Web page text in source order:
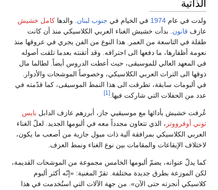
الذاتية
ولدت في عام 1974 في الخيام في جنوب لبنان. والدها كامل خشيش
عازف قانون. بدأت خشيش الغناء العربي الكلاسيكي منذ أن كانت
طفلة في التاسعة من العمر. هذا النوع من الفن يجري في عروقها منذ
نعومة أظفارها، ما دفعها الى احترافه. وقد أتقنته بعدما تلقت أصوله
في المعهد العالي للموسيقى، حيث أعطت الدروس أيضاً. لطالما مال
ذوقها الى التراث العربي الكلاسيكي، وخصوصاً الموشحات والأدوار.
في ألبومات سابقة، تطرقت الى هذا النمط الموسيقى، كما قدّمته في
عدد من الحفلات التي شاركت فيها.[1]
عُرفت خشيش بأدائها مع موسيقيي جاز، أبرزهم عازف الدابل بايس
توني أوفرووتر ، الذي تتعاون مجدداً معه في ألبومها الجديد. لعلّ الغناء
العربي الكلاسيكي بمرافقة آلية ذات ميول جازية من أصعب ما يكون،
لاختلاف الإيقاعات والمقامات بين نوع الغناء ونمط العزف.
كما يدلّ عنوانه، يضمّ ألبومها الخامس مجموعة من الموشحات القديمة،
لكن الموزعة بطرق جديدة مختلفة. تقرّ المغنية: «إنّه أكثر ألبوم
كلاسيكي أنجزته حتى الآن». من جهة الآلات التي استُخدمت في هذا